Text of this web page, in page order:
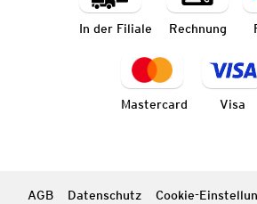
In der Filiale Rechnung
Mastercard Visa
AGB Datenschutz Cookie-